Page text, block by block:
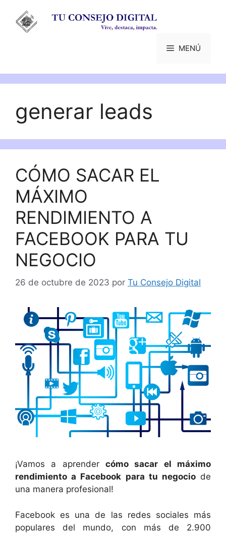
contenido
MENÚ
generar leads
CÓMO SACAR EL
MÁXIMO
RENDIMIENTO A
FACEBOOK PARA TU
NEGOCIO
26 de octubre de 2023 por Tu Consejo Digital
¡Vamos a aprender cómo sacar el máximo
rendimiento a Facebook para tu negociode
una manera profesional!
Facebook es una de las redes sociales más
populares del mundo, con más de 2.900